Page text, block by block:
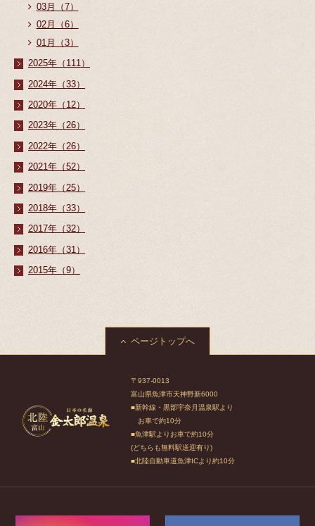
03月（7）
02月（6）
01月（3）
2025年（111）
2024年（33）
2020年（12）
2023年（26）
2022年（26）
2021年（52）
2019年（25）
2018年（33）
2017年（32）
2016年（31）
2015年（9）
ページトップへ
〒937-0013
富山県魚津市天神野新6000
■新幹線・黒部宇奈月温泉駅より
お車で約10分
■魚津駅よりお車で約10分
(どちらも無料駅送迎有り)
■北陸自動車道魚津ICより約10分